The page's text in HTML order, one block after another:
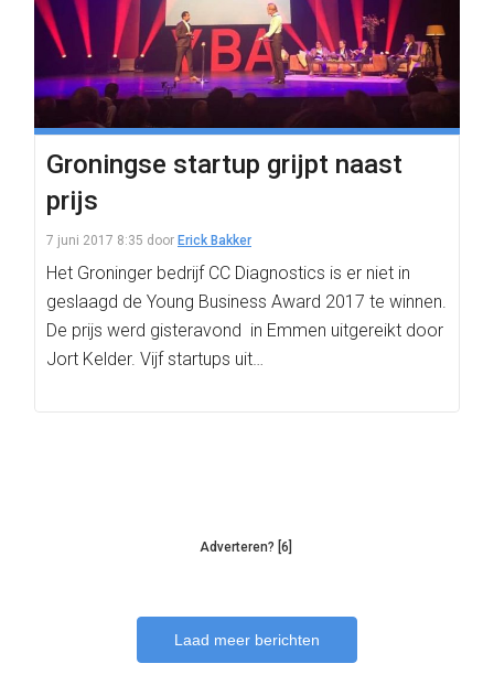
Groningse startup grijpt naast
prijs
7 juni 2017 8:35 door Erick Bakker
Het Groninger bedrijf CC Diagnostics is er niet in
geslaagd de Young Business Award 2017 te winnen.
De prijs werd gisteravond in Emmen uitgereikt door
Jort Kelder. Vijf startups uit…
Adverteren? [6]
Laad meer berichten